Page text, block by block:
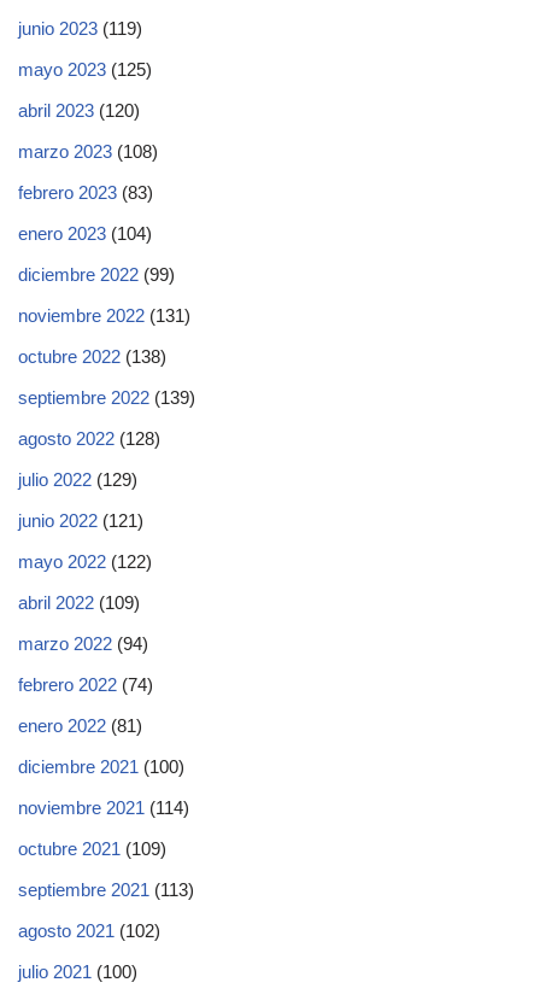
junio 2023 (119)
mayo 2023 (125)
abril 2023 (120)
marzo 2023 (108)
febrero 2023 (83)
enero 2023 (104)
diciembre 2022 (99)
noviembre 2022 (131)
octubre 2022 (138)
septiembre 2022 (139)
agosto 2022 (128)
julio 2022 (129)
junio 2022 (121)
mayo 2022 (122)
abril 2022 (109)
marzo 2022 (94)
febrero 2022 (74)
enero 2022 (81)
diciembre 2021 (100)
noviembre 2021 (114)
octubre 2021 (109)
septiembre 2021 (113)
agosto 2021 (102)
julio 2021 (100)